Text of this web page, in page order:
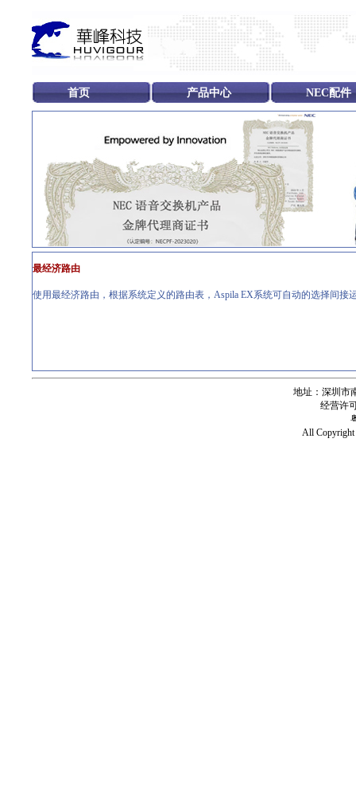
首页 产品中心 NEC配件
最经济路由
使用最经济路由，根据系统定义的路由表，Aspila EX系统可自动的选择间接
地址：深圳市
经营许
All